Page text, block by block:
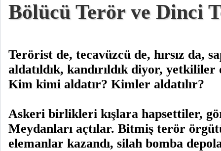
Bölücü Terör ve Dinci
Terörist de, tecavüzcü de, hırsız da,
aldatıldık, kandırıldık diyor, yetkililer
Kim kimi aldatır? Kimler aldatılır?
Askeri birlikleri kışlara hapsettiler,
Meydanları açtılar. Bitmiş terör
elemanlar kazandı, silah bomba